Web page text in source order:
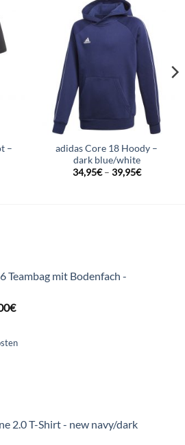
–
adidas Core 18 Hoody –
dark blue/white
34,95€– 39,95€
Teambag mit Bodenfach -
€
2.0 T-Shirt - new navy/dark